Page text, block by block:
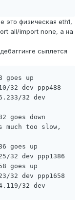
это физическая eth1,
all/import none, а на
сыплется
goes up
32 dev ppp488
32 dev
goes down
much too slow,
goes up
32 dev ppp1386
goes up
32 dev ppp1658
32 dev